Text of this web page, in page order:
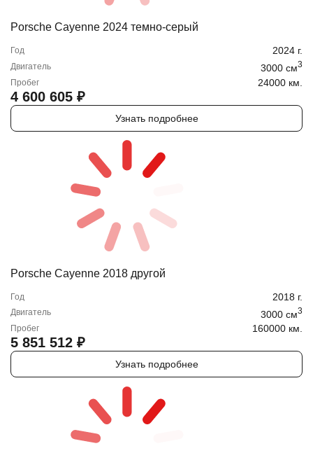
Porsche Cayenne 2024 темно-серый
Год 2024 г.
Двигатель 3000 cм3
Пробег 24000 км.
4 600 605 ₽
Узнать подробнее
Porsche Cayenne 2018 другой
Год 2018 г.
Двигатель 3000 cм3
Пробег 160000 км.
5 851 512 ₽
Узнать подробнее